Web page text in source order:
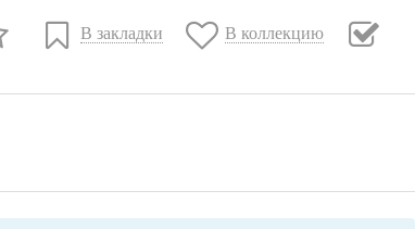
В закладки В коллекцию